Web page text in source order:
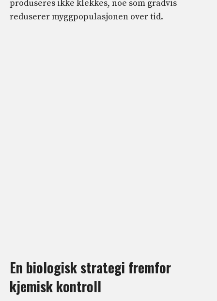
produseres ikke klekkes, noe som gradvis
reduserer myggpopulasjonen over tid.
En biologisk strategi fremfor
kjemisk kontroll